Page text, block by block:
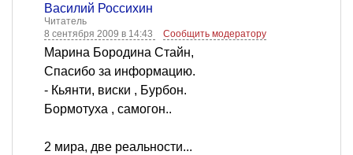
Василий Россихин
Читатель
8 сентября 2009 в 14:43
Сообщить модератору
Марина Бородина Стайн,
Спасибо за информацию.
- Кьянти, виски , Бурбон.
Бормотуха , самогон..
2 мира, две реальности...